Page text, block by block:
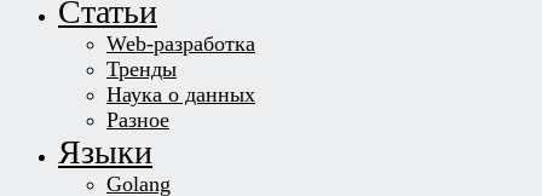
Статьи
Web-разработка
Тренды
Наука о данных
Разное
Языки
Golang